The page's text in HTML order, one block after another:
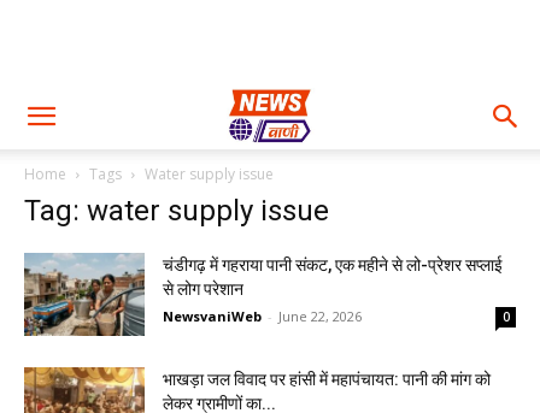
Home Tags Water supply issue
Tag: water supply issue
चंडीगढ़ में गहराया पानी संकट, एक महीने से लो-प्रेशर सप्लाई
से लोग परेशान
NewsvaniWeb - June 22, 2026 0
भाखड़ा जल विवाद पर हांसी में महापंचायत: पानी की मांग को
लेकर ग्रामीणों का...